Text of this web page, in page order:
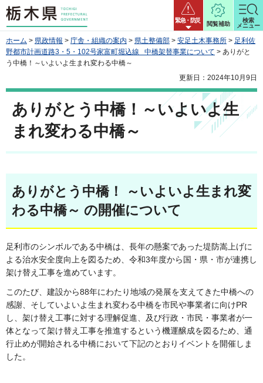
栃木県 緊急・防災
閲覧補助
検索
メニュー
ホーム > 県政情報 > 庁舎・組織の案内 > 県土整備部 > 安足土木事務所 > 足利佐
野都市計画道路3・5・102号家富町堀込線 中橋架替事業について > ありがと
う中橋！～いよいよ生まれ変わる中橋～
更新日：2024年10月9日
ありがとう中橋！～いよいよ生
まれ変わる中橋～
ありがとう中橋！ ～いよいよ生まれ変
わる中橋～ の開催について
足利市のシンボルである中橋は、長年の懸案であった堤防嵩上げに
よる治水安全度向上を図るため、令和3年度から国・県・市が連携し
架け替え工事を進めています。
このたび、建設から88年にわたり地域の発展を支えてきた中橋への
感謝、そしていよいよ生まれ変わる中橋を市民や事業者に向けPR
し、架け替え工事に対する理解促進、及び行政・市民・事業者が一
体となって架け替え工事を推進するという機運醸成を図るため、通
行止めが開始される中橋において下記のとおりイベントを開催しま
した。